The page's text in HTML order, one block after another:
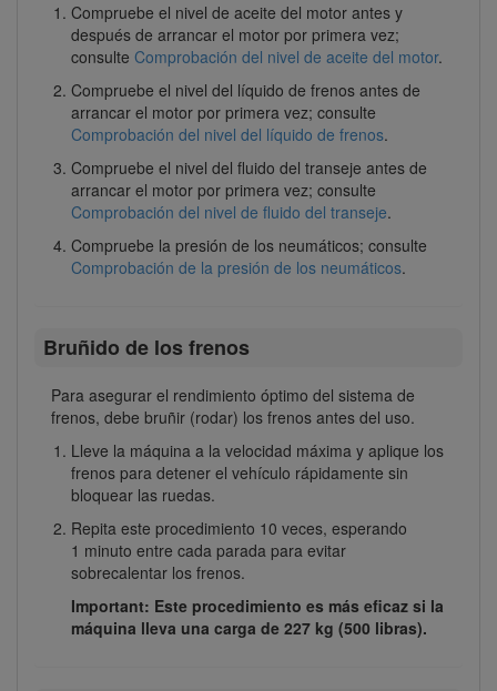
Compruebe el nivel de aceite del motor antes y
después de arrancar el motor por primera vez;
consulte Comprobación del nivel de aceite del motor.
Compruebe el nivel del líquido de frenos antes de
arrancar el motor por primera vez; consulte
Comprobación del nivel del líquido de frenos.
Compruebe el nivel del fluido del transeje antes de
arrancar el motor por primera vez; consulte
Comprobación del nivel de fluido del transeje.
Compruebe la presión de los neumáticos; consulte
Comprobación de la presión de los neumáticos.
Bruñido de los frenos
Para asegurar el rendimiento óptimo del sistema de
frenos, debe bruñir (rodar) los frenos antes del uso.
Lleve la máquina a la velocidad máxima y aplique los
frenos para detener el vehículo rápidamente sin
bloquear las ruedas.
Repita este procedimiento 10 veces, esperando
1 minuto entre cada parada para evitar
sobrecalentar los frenos.
Important: Este procedimiento es más eficaz si la
máquina lleva una carga de 227 kg (500 libras).